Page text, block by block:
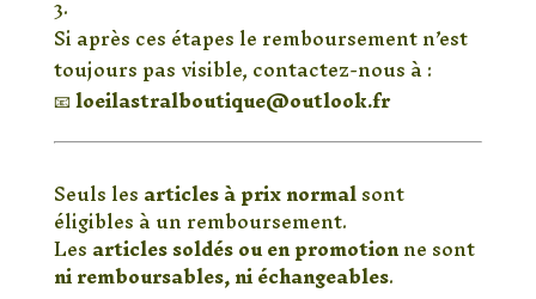
Si après ces étapes le remboursement n’est
toujours pas visible, contactez-nous à :
📧loeilastralboutique@outlook.fr
📉 Articles en promotion
Seuls lesarticles à prix normalsont
éligibles à un remboursement.
Lesarticles soldés ou en promotionne sont
ni remboursables, ni échangeables.